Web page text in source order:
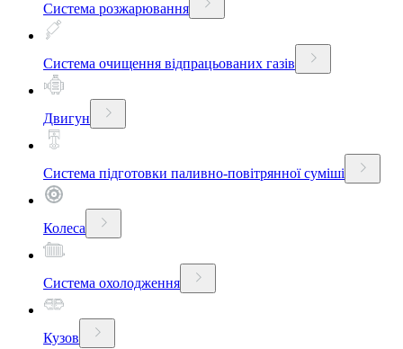
Система розжарювання
Система очищення відпрацьованих газів
Двигун
Система підготовки паливно-повітрянної суміші
Колеса
Система охолодження
Кузов